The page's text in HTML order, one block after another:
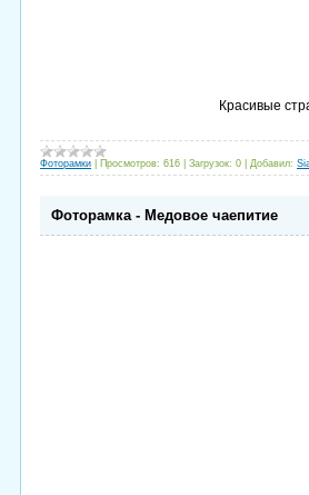
Красивые
Фоторамки Просмотров: 616 Загрузок: 0 Добавил:
Фоторамка - Медовое чаепитие